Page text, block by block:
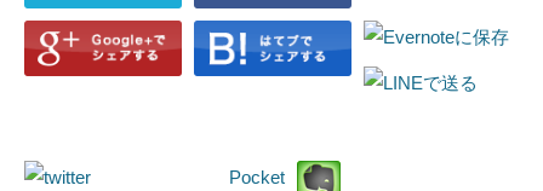
Pocket